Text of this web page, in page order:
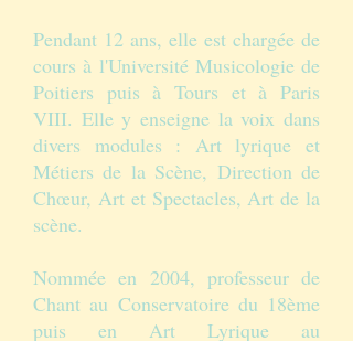
Pendant 12 ans, elle est chargée de
cours à l'Université Musicologie de
Poitiers puis à Tours et à Paris
VIII. Elle y enseigne la voix dans
divers modules : Art lyrique et
Métiers de la Scène, Direction de
Chœur, Art et Spectacles, Art de la
scène.
Nommée en 2004, professeur de
Chant au Conservatoire du 18ème
puis en Art Lyrique au